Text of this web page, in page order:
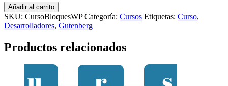
Curso
Aprende
a
bloques
personalizados
cantidad
Añadir al carrito
SKU: CursoBloquesWP Categoría: Cursos Etiquetas: Curso,
Desarrolladores, Gutenberg
Productos relacionados